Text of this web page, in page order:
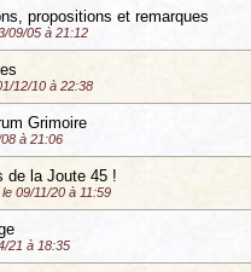
propositions et remarques
09/05 à 21:12
12/10 à 22:38
Grimoire
à 21:06
de la Joute 45 !
09/11/20 à 11:59
21 à 18:35